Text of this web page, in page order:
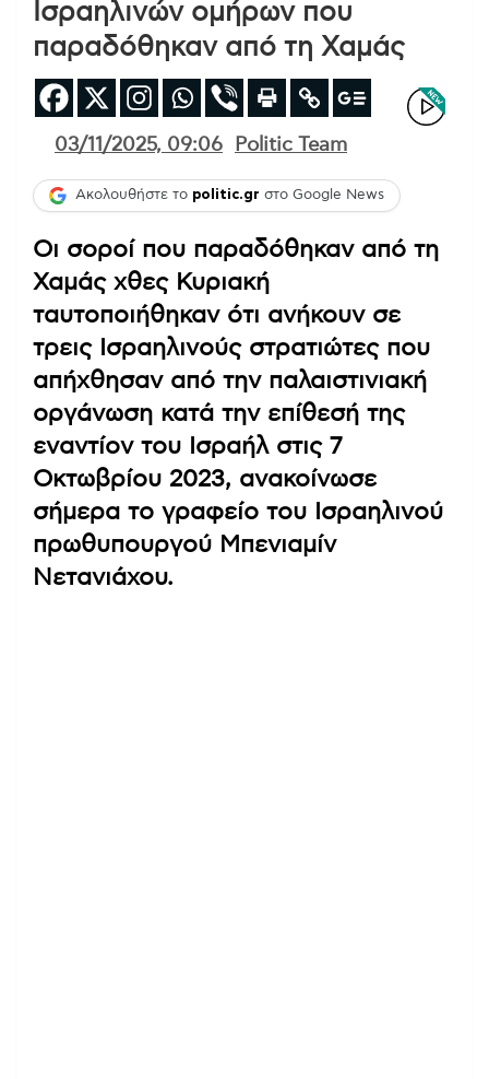
Ισραηλινών ομήρων που
παραδόθηκαν από τη Χαμάς
03/11/2025, 09:06 Politic Team
Ακολουθήστε το politic.gr στο Google News
Οι σοροί που παραδόθηκαν από τη
Χαμάς χθες Κυριακή
ταυτοποιήθηκαν ότι ανήκουν σε
τρεις Ισραηλινούς στρατιώτες που
απήχθησαν από την παλαιστινιακή
οργάνωση κατά την επίθεσή της
εναντίον του Ισραήλ στις 7
Οκτωβρίου 2023, ανακοίνωσε
σήμερα το γραφείο του Ισραηλινού
πρωθυπουργού Μπενιαμίν
Νετανιάχου.